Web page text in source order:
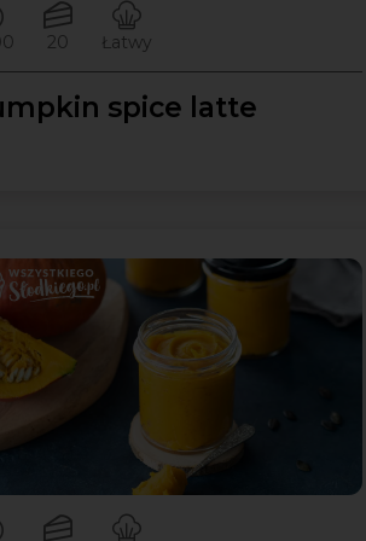
przygotowywania:
porcji:
20
trudności:
Łatwy
spice latte
przygotowywania:
porcji:trudności: